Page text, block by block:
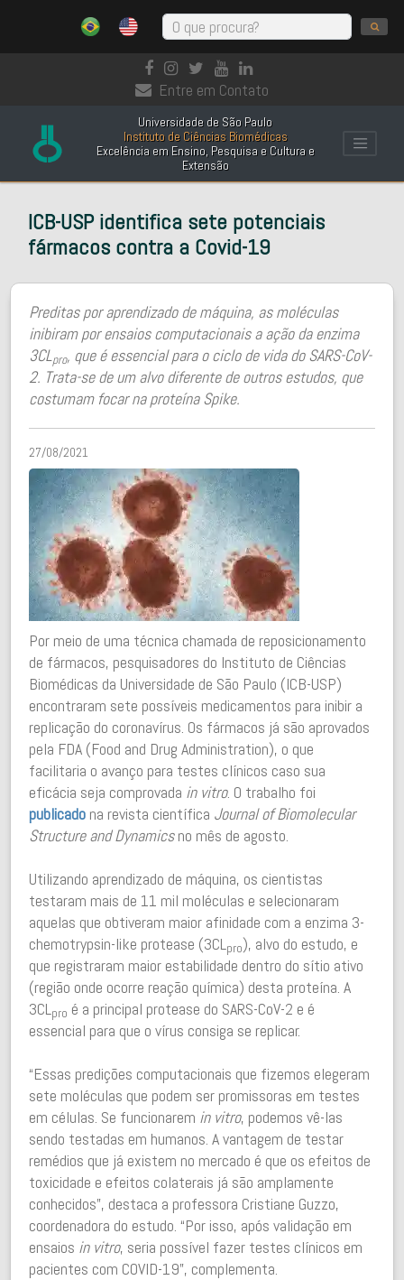
Entre em Contato
Universidade de São Paulo
Instituto de Ciências Biomédicas
Excelência em Ensino, Pesquisa e Cultura e
Extensão
ICB-USP identifica sete potenciais
fármacos contra a Covid-19
Preditas por aprendizado de máquina, as moléculas
inibiram por ensaios computacionais a ação da enzima
3CLpro, que é essencial para o ciclo de vida do SARS-CoV-
2. Trata-se de um alvo diferente de outros estudos, que
costumam focar na proteína Spike.
27/08/2021
Por meio de uma técnica chamada de reposicionamento
de fármacos, pesquisadores do Instituto de Ciências
Biomédicas da Universidade de São Paulo (ICB-USP)
encontraram sete possíveis medicamentos para inibir a
replicação do coronavírus. Os fármacos já são aprovados
pela FDA (Food and Drug Administration), o que
facilitaria o avanço para testes clínicos caso sua
eficácia seja comprovada in vitro. O trabalho foi
publicado na revista científica Journal of Biomolecular
Structure and Dynamicsno mês de agosto.
Utilizando aprendizado de máquina, os cientistas
testaram mais de 11 mil moléculas e selecionaram
aquelas que obtiveram maior afinidade com a enzima 3-
chemotrypsin-like protease (3CLpro), alvo do estudo, e
que registraram maior estabilidade dentro do sítio ativo
(região onde ocorre reação química) desta proteína. A
3CLpro é a principal protease do SARS-CoV-2 e é
essencial para que o vírus consiga se replicar.
“Essas predições computacionais que fizemos elegeram
sete moléculas que podem ser promissoras em testes
em células. Se funcionarem in vitro, podemos vê-las
sendo testadas em humanos. A vantagem de testar
remédios que já existem no mercado é que os efeitos de
toxicidade e efeitos colaterais já são amplamente
conhecidos”, destaca a professora Cristiane Guzzo,
coordenadora do estudo. “Por isso, após validação em
ensaios in vitro, seria possível fazer testes clínicos em
pacientes com COVID-19”, complementa.